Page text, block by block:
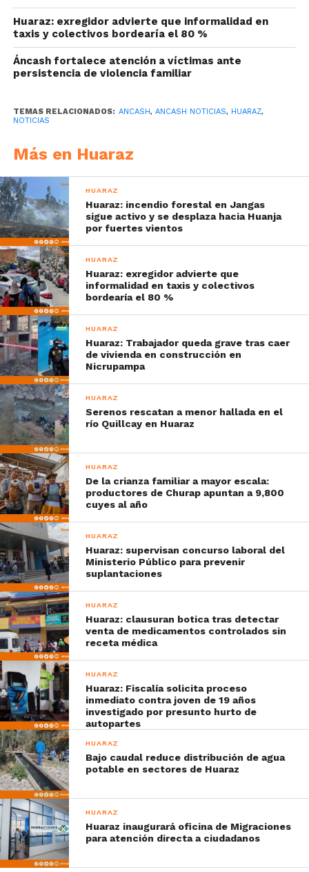
Huaraz: exregidor advierte que informalidad en
taxis y colectivos bordearía el 80 %
Áncash fortalece atención a víctimas ante
persistencia de violencia familiar
TEMAS RELACIONADOS: ANCASH, ANCASH NOTICIAS, HUARAZ,
NOTICIAS
Más en Huaraz
HUARAZ
Huaraz: incendio forestal en Jangas
sigue activo y se desplaza hacia Huanja
por fuertes vientos
HUARAZ
Huaraz: exregidor advierte que
informalidad en taxis y colectivos
bordearía el 80 %
HUARAZ
Huaraz: Trabajador queda grave tras caer
de vivienda en construcción en
Nicrupampa
HUARAZ
Serenos rescatan a menor hallada en el
río Quillcay en Huaraz
HUARAZ
De la crianza familiar a mayor escala:
productores de Churap apuntan a 9,800
cuyes al año
HUARAZ
Huaraz: supervisan concurso laboral del
Ministerio Público para prevenir
suplantaciones
HUARAZ
Huaraz: clausuran botica tras detectar
venta de medicamentos controlados sin
receta médica
HUARAZ
Huaraz: Fiscalía solicita proceso
inmediato contra joven de 19 años
investigado por presunto hurto de
autopartes
HUARAZ
Bajo caudal reduce distribución de agua
potable en sectores de Huaraz
HUARAZ
Huaraz inaugurará oficina de Migraciones
para atención directa a ciudadanos